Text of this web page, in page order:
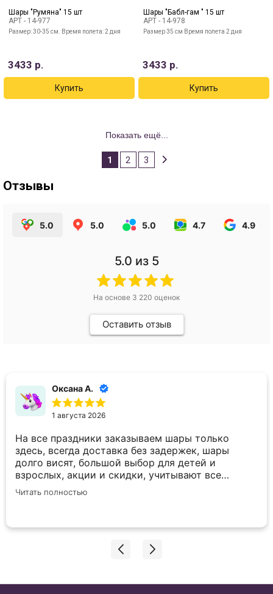
Шары "Румяна" 15 шт
АРТ - 14-977
Размер: 30-35 см. Время полета: 2 дня
3433 р.
Шары "Бабл-гам " 15 шт
АРТ - 14-978
Размер 35 см Время полета 2 дня
3433 р.
Показать ещё...
1 2 3
Отзывы
5.0 5.0 5.0 4.7 4.9
5.0 из 5
На основе 3 220 оценок
Оставить отзыв
Оксана А.
1 августа 2026
На все праздники заказываем шары только
здесь, всегда доставка без задержек, шары
долго висят, большой выбор для детей и
взрослых, акции и скидки, учитывают все
пожелания по внесению корректировок в заказ.
Спасибо вам большое!
Читать полностью